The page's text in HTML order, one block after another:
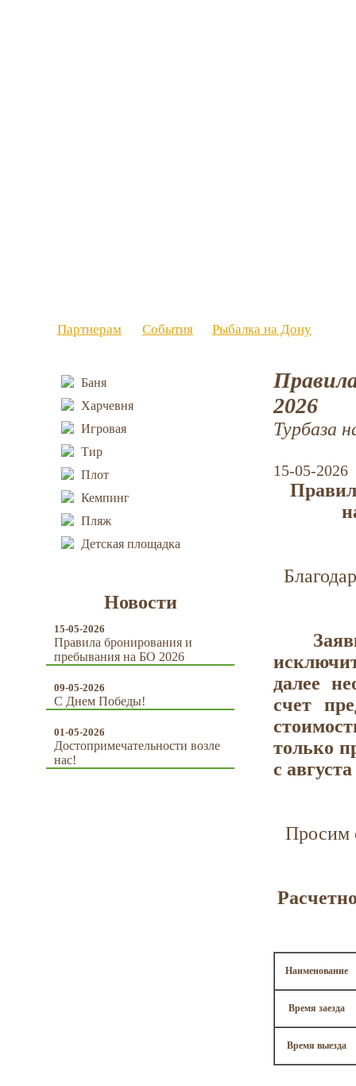
Партнерам События Рыбалка на Дону
Баня
Харчевня
Игровая
Тир
Плот
Кемпинг
Пляж
Детская площадка
Новости
15-05-2026
Правила бронирования и
пребывания на БО 2026
09-05-2026
С Днем Победы!
01-05-2026
Достопримечательности возле
нас!
2026
Турбаза
15-05-2026
далее
счет
только
с
Просим
Наименование
Время заезда
Время выезда